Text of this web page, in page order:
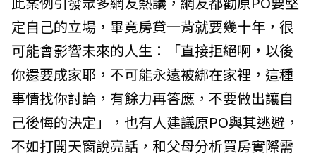
定自己的立場，畢竟房貸一背就要幾十年，很
可能會影響未來的人生：「直接拒絕啊，以後
你還要成家耶，不可能永遠被綁在家裡，這種
事情找你討論，有餘力再答應，不要做出讓自
己後悔的決定」，也有人建議原PO與其逃避，
不如打開天窗說亮話，和父母分析買房實際需